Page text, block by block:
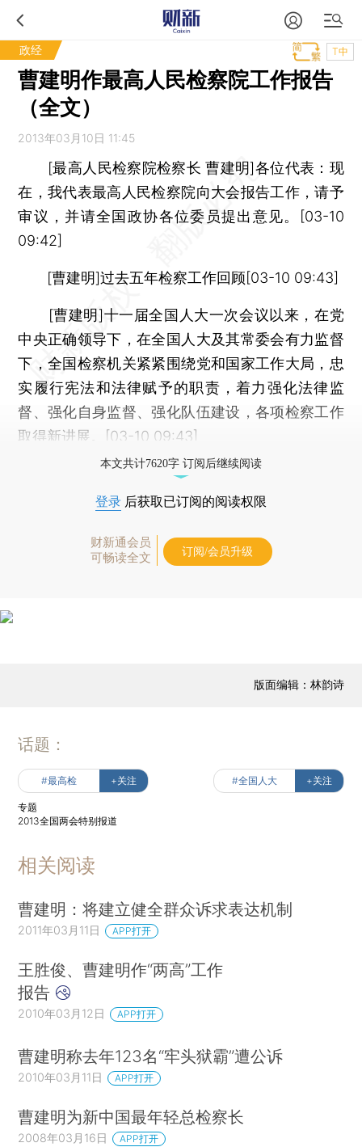
政经 T中
曹建明作最高人民检察院工作报告
（全文）
2013年03月10日 11:45
[最高人民检察院检察长 曹建明]各位代表：现
在，我代表最高人民检察院向大会报告工作，请予
审议，并请全国政协各位委员提出意见。[03-10
09:42]
[曹建明]过去五年检察工作回顾[03-10 09:43]
[曹建明]十一届全国人大一次会议以来，在党
中央正确领导下，在全国人大及其常委会有力监督
下，全国检察机关紧紧围绕党和国家工作大局，忠
实履行宪法和法律赋予的职责，着力强化法律监
督、强化自身监督、强化队伍建设，各项检察工作
取得新进展。[03-10 09:43]
本文共计7620字 订阅后继续阅读
登录 后获取已订阅的阅读权限
财新通会员
可畅读全文
订阅/会员升级
版面编辑：林韵诗
话题：
#最高检 +关注 #全国人大 +关注
专题
2013全国两会特别报道
相关阅读
曹建明：将建立健全群众诉求表达机制
2011年03月11日 APP打开
王胜俊、曹建明作“两高”工作
报告
2010年03月12日 APP打开
曹建明称去年123名“牢头狱霸”遭公诉
2010年03月11日 APP打开
曹建明为新中国最年轻总检察长
2008年03月16日 APP打开